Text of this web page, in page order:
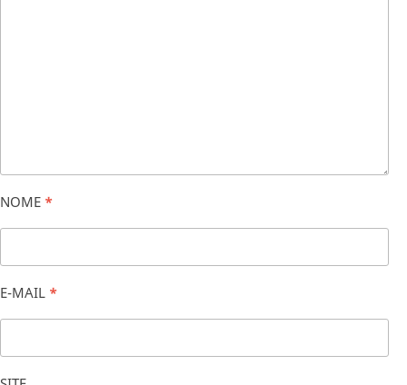
NOME *
E-MAIL *